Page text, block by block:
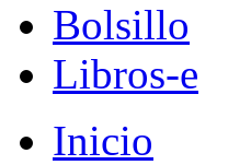
Bolsillo
Libros-e
Inicio